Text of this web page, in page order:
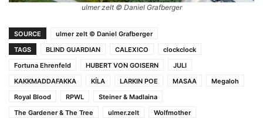
ulmer zelt © Daniel Grafberger
SOURCE
ulmer zelt © Daniel Grafberger
TAGS
BLIND GUARDIAN CALEXICO
clockclock
Fortuna Ehrenfeld
HUBERT VON GOISERN
JULI
KAKKMADDAFAKKA
KÍLA LARKIN POE MASAA
Megaloh
Royal Blood
RPWL
Steiner & Madlaina
The Gardener & The Tree
ulmer.zelt Wolfmother